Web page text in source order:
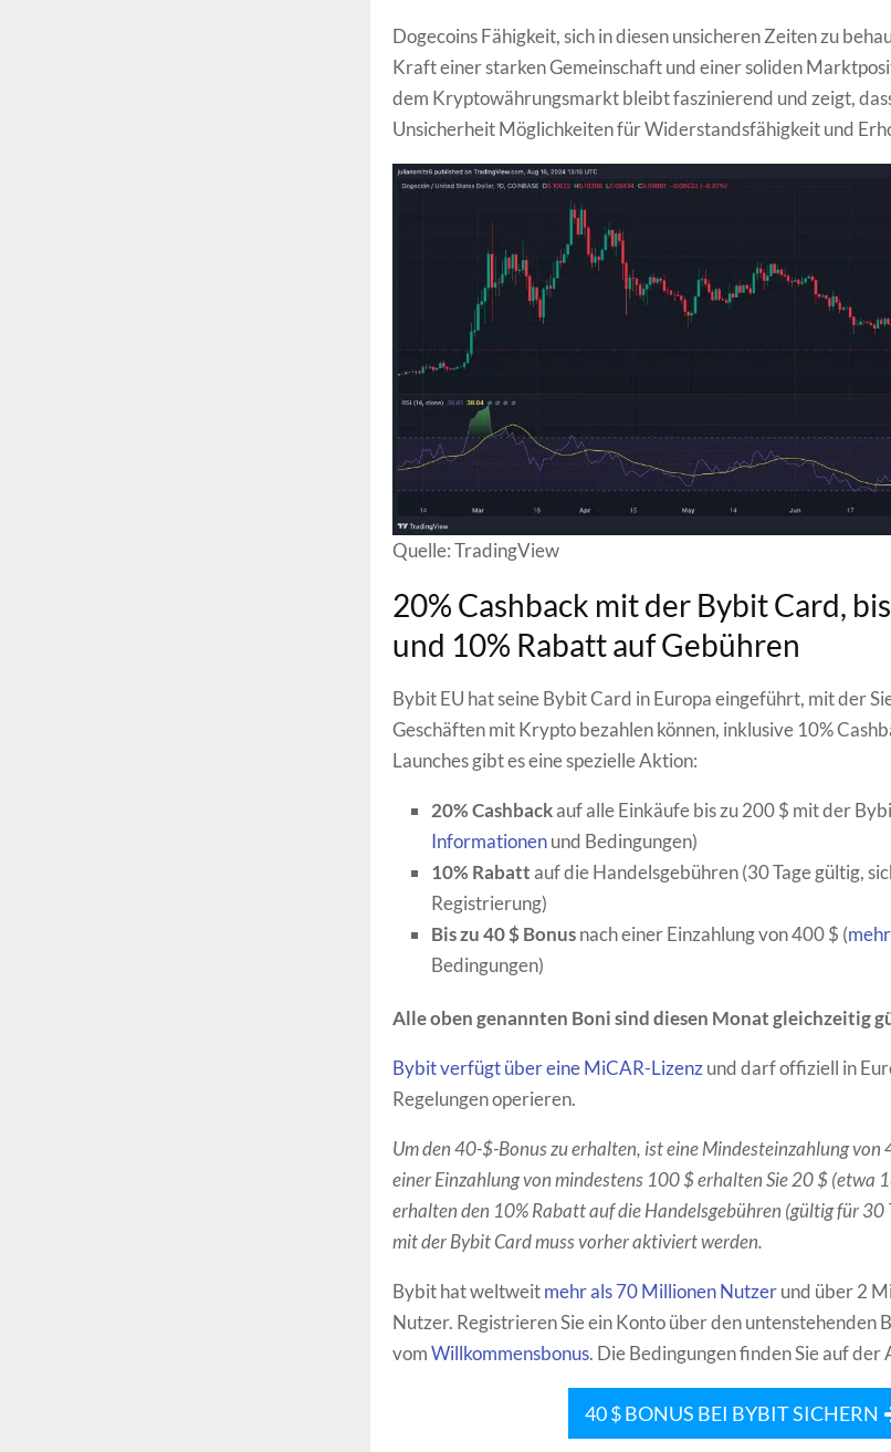
Dogecoins Fähigkeit, sich in diesen unsicheren Zeiten zu
Kraft einer starken Gemeinschaft und einer soliden
dem Kryptowährungsmarkt bleibt faszinierend und zeigt,
Unsicherheit Möglichkeiten für Widerstandsfähigkeit und
Quelle: TradingView
20% Cashback mit der Bybit Card,
und 10% Rabatt auf Gebühren
Bybit EU hat seine Bybit Card in Europa eingeführt, mit der
Geschäften mit Krypto bezahlen können, inklusive 10%
Launches gibt es eine spezielle Aktion:
20% Cashbackauf alle Einkäufe bis zu 200 $ mit der
Informationenund Bedingungen)
10% Rabattauf die Handelsgebühren (30 Tage gültig,
Registrierung)
Bis zu 40 $ Bonusnach einer Einzahlung von 400 $ (
Bedingungen)
Alle oben genannten Boni sind diesen Monat gleichzeitig
Bybit verfügt über eine MiCAR-Lizenzund darf offiziell in
Regelungen operieren.
Um den 40-$-Bonus zu erhalten, ist eine Mindesteinzahlung
einer Einzahlung von mindestens 100 $ erhalten Sie 20 $ (etwa
erhalten den 10% Rabatt auf die Handelsgebühren (gültig für 30
mit der Bybit Card muss vorher aktiviert werden.
Bybit hat weltweitmehr als 70 Millionen Nutzerund über 2
Nutzer. Registrieren Sie ein Konto über den untenstehenden
vomWillkommensbonus. Die Bedingungen finden Sie auf der
40 $ BONUS BEI BYBIT SICHERN